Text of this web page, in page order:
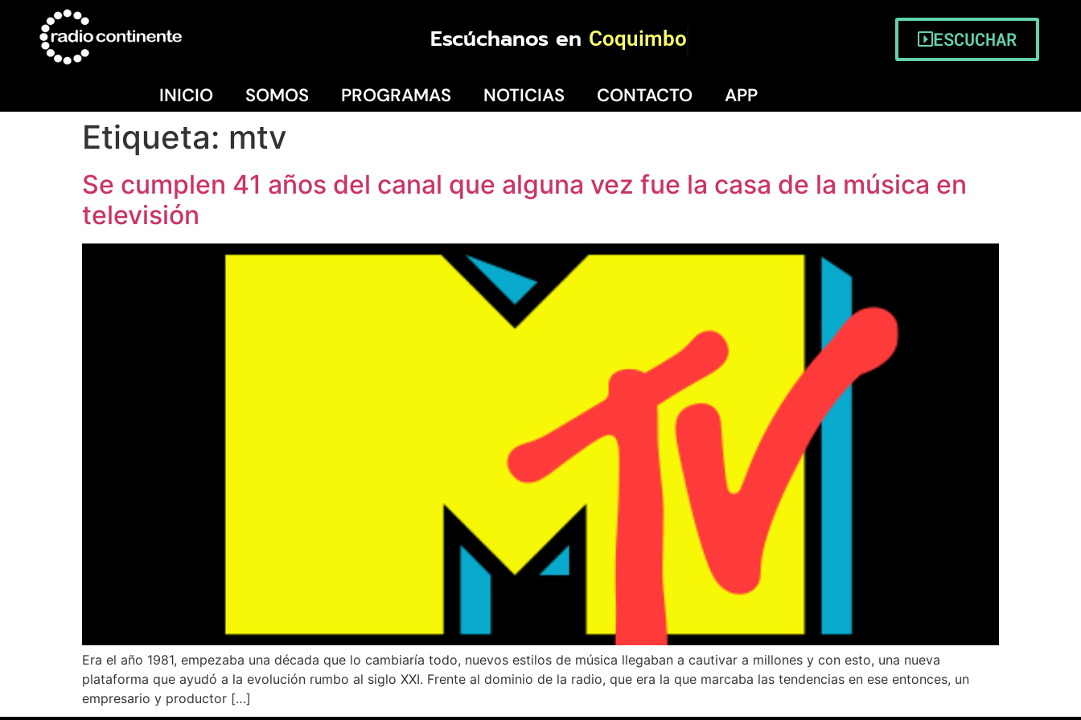
Escúchanos en Coquimbo ESCUCHAR
INICIO SOMOS PROGRAMAS NOTICIAS CONTACTO APP
Etiqueta: mtv
Se cumplen 41 años del canal que alguna vez fue la casa de la música en
televisión
Era el año 1981, empezaba una década que lo cambiaría todo, nuevos estilos de música llegaban a cautivar a millones y con esto, una nueva
plataforma que ayudó a la evolución rumbo al siglo XXI. Frente al dominio de la radio, que era la que marcaba las tendencias en ese entonces, un
empresario y productor […]